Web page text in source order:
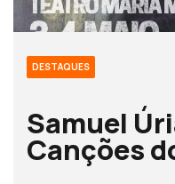
DESTAQUES
Samuel
Canções